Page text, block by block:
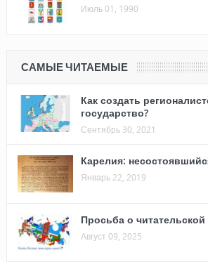
Июль 01, 1990
САМЫЕ ЧИТАЕМЫЕ
Как создать
государство?
Сентябрь 30, 2021
Карелия:
Январь 22, 2019
Просьба о
Август 09, 2025